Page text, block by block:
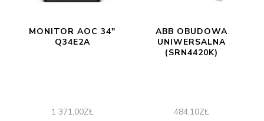
MONITOR AOC 34″
Q34E2A
1 371,00ZŁ
ABB OBUDOWA
UNIWERSALNA
(SRN4420K)
484,10ZŁ